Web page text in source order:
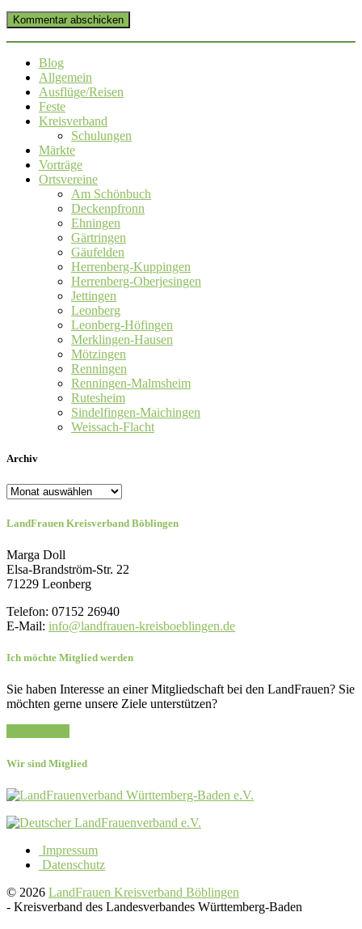
Kommentar abschicken
Blog
Allgemein
Ausflüge/Reisen
Feste
Kreisverband
Schulungen
Märkte
Vorträge
Ortsvereine
Am Schönbuch
Deckenpfronn
Ehningen
Gärtringen
Gäufelden
Herrenberg-Kuppingen
Herrenberg-Oberjesingen
Jettingen
Leonberg
Leonberg-Höfingen
Merklingen-Hausen
Mötzingen
Renningen
Renningen-Malmsheim
Rutesheim
Sindelfingen-Maichingen
Weissach-Flacht
Archiv
Archiv
LandFrauen Kreisverband Böblingen
Marga Doll
Elsa-Brandström-Str. 22
71229 Leonberg
Telefon: 07152 26940
E-Mail: info@landfrauen-kreisboeblingen.de
Ich möchte Mitglied werden
Sie haben Interesse an einer Mitgliedschaft bei den LandFrauen? Sie
möchten gerne unsere Ziele unterstützen?
Wir sind Mitglied
Impressum
Datenschutz
© 2026 LandFrauen Kreisverband Böblingen
- Kreisverband des Landesverbandes Württemberg-Baden